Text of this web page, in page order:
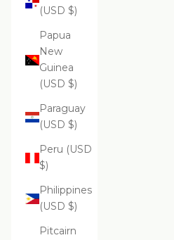
(USD $)
Papua
New
Guinea
(USD $)
Paraguay
(USD $)
Peru (USD
$)
Philippines
(USD $)
Pitcairn